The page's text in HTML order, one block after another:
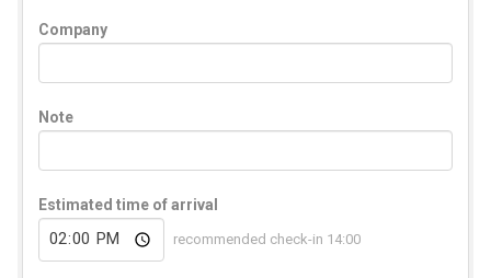
Company
Note
Estimated time of arrival
recommended check-in 14:00